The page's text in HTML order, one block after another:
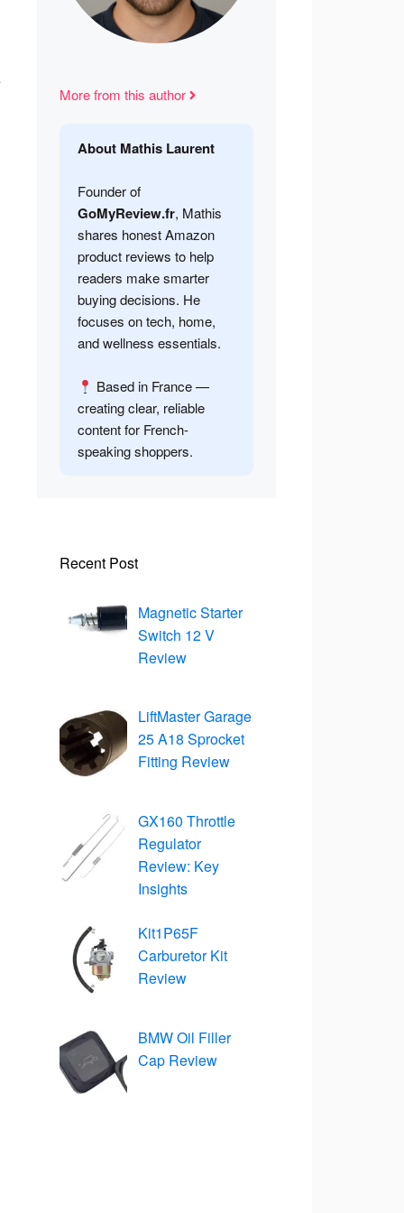
More from this author
About Mathis Laurent
Founder of
GoMyReview.fr, Mathis
shares honest Amazon
product reviews to help
readers make smarter
buying decisions. He
focuses on tech, home,
and wellness essentials.
Based in France —
creating clear, reliable
content for French-
speaking shoppers.
Recent Post
Magnetic Starter
Switch 12 V
Review
LiftMaster Garage
25 A18 Sprocket
Fitting Review
GX160 Throttle
Regulator
Review: Key
Insights
Kit1P65F
Carburetor Kit
Review
BMW Oil Filler
Cap Review